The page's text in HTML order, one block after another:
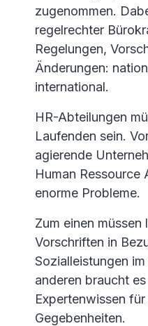
zugenommen.
regelrechter
Regelungen,
Änderungen:
international.
HR-Abteilungen
Laufenden sein.
agierende
Human
enorme Probleme.
Zum einen
Vorschriften in
Sozialleistungen
anderen braucht
Expertenwissen
Gegebenheiten.